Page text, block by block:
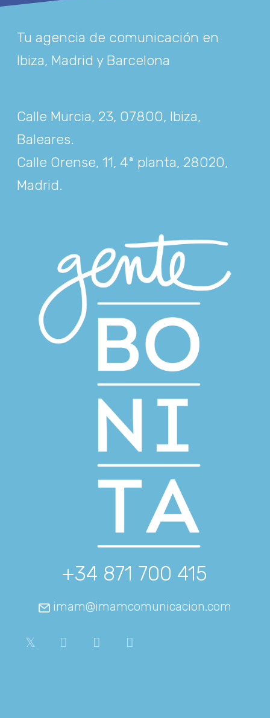
Tu agencia de comunicación en
Ibiza, Madrid y Barcelona
Calle Murcia, 23, 07800, Ibiza,
Baleares.
Calle Orense, 11, 4ª planta, 28020,
Madrid.
+34 871 700 415
imam@imamcomunicacion.com